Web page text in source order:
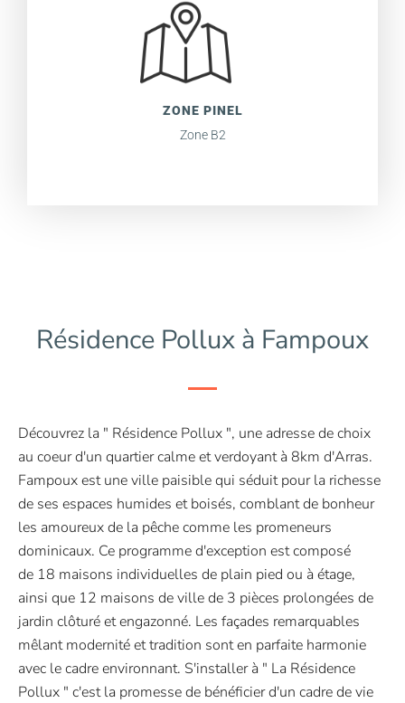
ZONE PINEL
Zone B2
Résidence Pollux à Fampoux
Découvrez la " Résidence Pollux ", une adresse de choix
au coeur d'un quartier calme et verdoyant à 8km d'Arras.
Fampoux est une ville paisible qui séduit pour la richesse
de ses espaces humides et boisés, comblant de bonheur
les amoureux de la pêche comme les promeneurs
dominicaux. Ce programme d'exception est composé
de 18 maisons individuelles de plain pied ou à étage,
ainsi que 12 maisons de ville de 3 pièces prolongées de
jardin clôturé et engazonné. Les façades remarquables
mêlant modernité et tradition sont en parfaite harmonie
avec le cadre environnant. S'installer à " La Résidence
Pollux " c'est la promesse de bénéficier d'un cadre de vie